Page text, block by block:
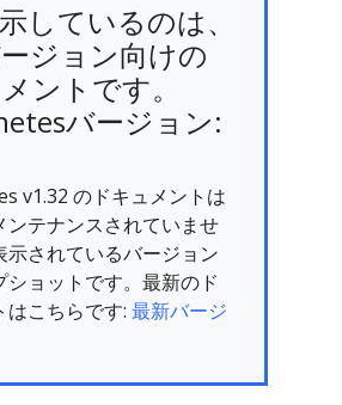
しているのは、
ジョン向けの
ントです。
バージョン:
v1.32 のドキュメントは
ンテナンスされていませ
示されているバージョン
ショットです。最新のド
はこちらです: 最新バージ